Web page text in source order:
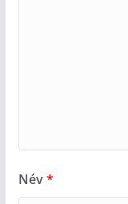
Név*